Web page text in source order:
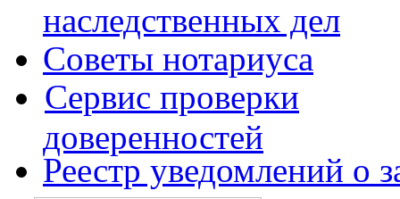
наследственных дел
Советы нотариуса
Сервис проверки
доверенностей
Реестр уведомлений о